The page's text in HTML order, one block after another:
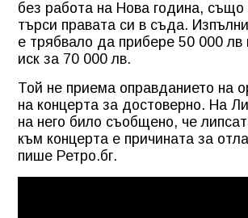
без работа на Нова година,
търси правата си в съда.
е трябвало да прибере 50 000
иск за 70 000 лв.
Той не приема оправданието на
на концерта за достоверно. На
на него било съобщено, че
към концерта е причината за
пише Ретро.бг.